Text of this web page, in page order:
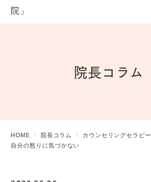
院長コラム
HOME 院長コラム カウンセリングセラピー
自分の怒りに気づかない